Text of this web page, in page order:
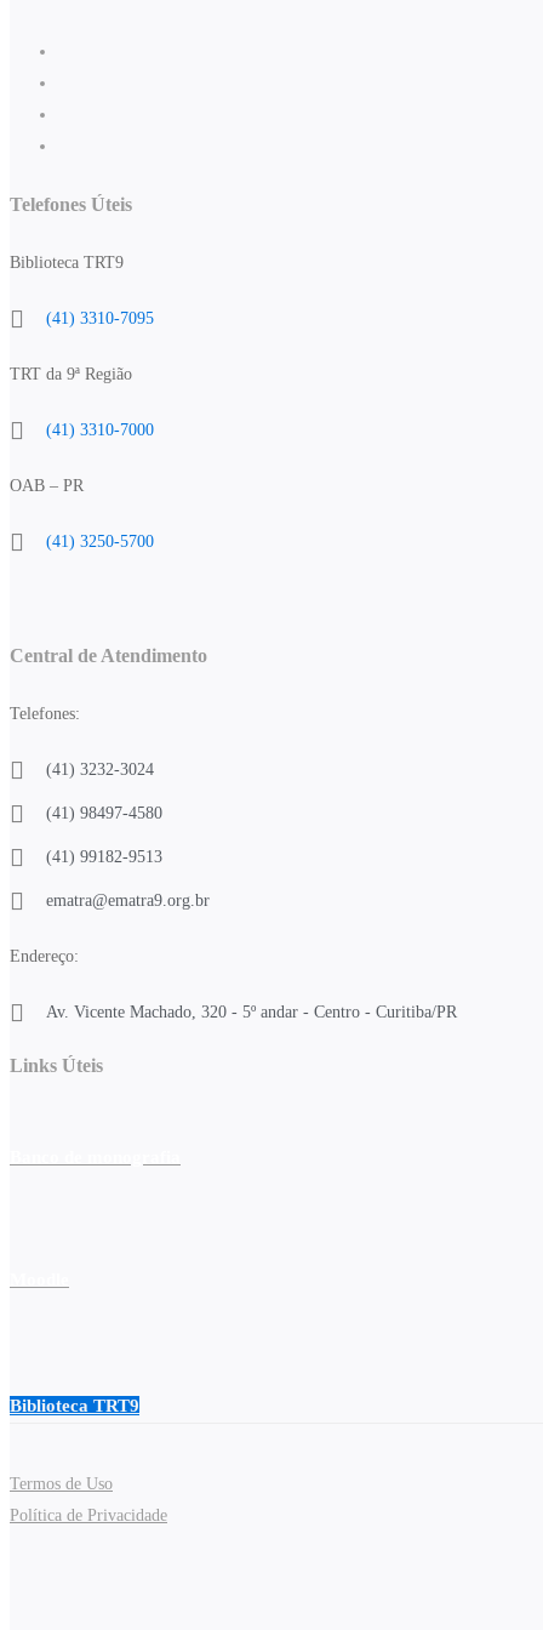
Telefones Úteis
Biblioteca TRT9
(41) 3310-7095
TRT da 9ª Região
(41) 3310-7000
OAB – PR
(41) 3250-5700
Central de Atendimento
Telefones:
(41) 3232-3024
(41) 98497-4580
(41) 99182-9513
ematra@ematra9.org.br
Endereço:
Av. Vicente Machado, 320 - 5º andar - Centro - Curitiba/PR
Links Úteis
Biblioteca TRT9
Termos de Uso
Política de Privacidade